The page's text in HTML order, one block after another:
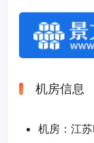
机房信息
机房：江